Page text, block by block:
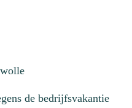
de bedrijfsvakantie